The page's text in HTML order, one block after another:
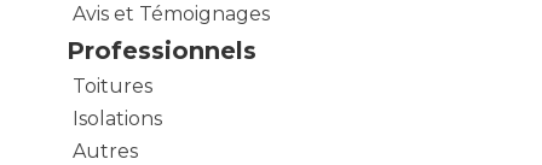
Avis et Témoignages
Professionnels
Toitures
Isolations
Autres